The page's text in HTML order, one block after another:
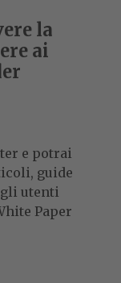
la
ai
e potrai
guide
utenti
Paper